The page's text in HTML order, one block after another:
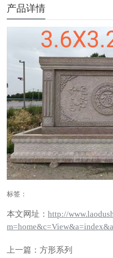
产品详情
标签：
本文网址： http://
上一篇：方形系列